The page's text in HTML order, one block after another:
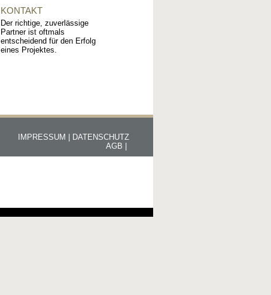
KONTAKT
Der richtige, zuverlässige
Partner ist oftmals
entscheidend für den Erfolg
eines Projektes.
DATENSCHUTZ
IMPRESSUM |
AGB |